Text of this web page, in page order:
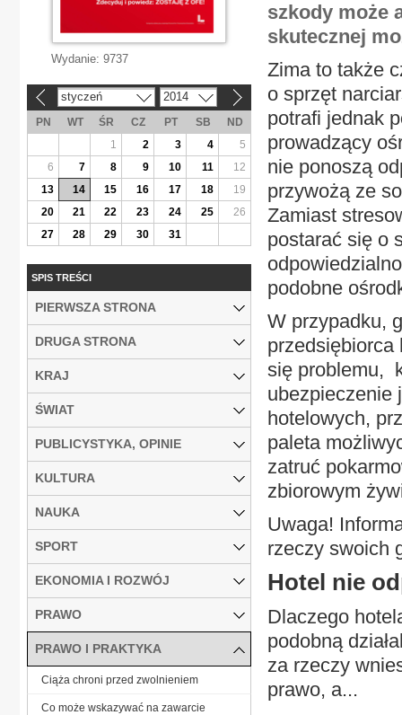
szkody może
skutecznej
Zima to także
o sprzęt
potrafi jednak
prowadzący
nie ponoszą
przywożą ze
Zamiast
postarać się o
podobne
W przypadku,
przedsiębiorca
się problemu,
ubezpieczenie
hotelowych,
paleta
zatruć
zbiorowym
Uwaga!
rzeczy swoich
Hotel nie
Dlaczego
podobną
za rzeczy
prawo, a...
Wydanie: 9737
styczeń 2014
PN WT ŚR CZ PT SB
ND
1
2 3 4
5
6
7 8 9 10 11
12
13
14 15 16 17 18
19
20
21 22 23 24 25
26
27
28 29 30 31
SPIS TREŚCI
PIERWSZA STRONA
DRUGA STRONA
KRAJ
ŚWIAT
PUBLICYSTYKA, OPINIE
KULTURA
NAUKA
SPORT
EKONOMIA I ROZWÓJ
PRAWO
PRAWO I PRAKTYKA
Ciąża chroni przed zwolnieniem
Co może wskazywać na zawarcie